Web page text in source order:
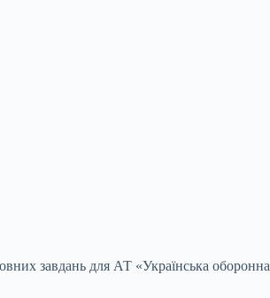
завдань для АТ «Українська оборонна